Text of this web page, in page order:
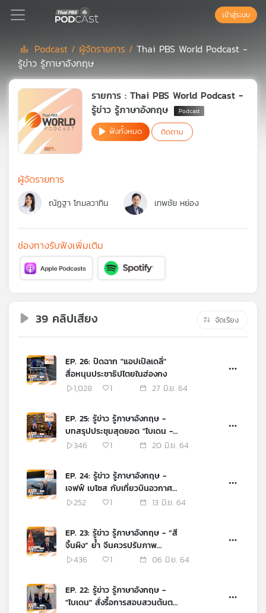
Podcast
สต์
เพล
สต์
คุณ
เพลง
บทความ
กิจกรรม
เกี่ยว
เครือ
เข้าสู่ระบบ
Podcast / ผู้จัดรายการ /Thai PBS World Podcast -
รู้ข่าว รู้ภาษาอังกฤษ
รายการ : Thai PBS World Podcast -
รู้ข่าว รู้ภาษาอังกฤษ
ฟังทั้งหมด ติดตาม
ผู้จัดรายการ
ณัฏฐา โกมลวาทิน เทพชัย หย่อง
ช่องทางรับฟังเพิ่มเติม
39 คลิปเสียง จัดเรียง
EP. 26: ปิดฉาก "แอปเปิลเดลี่"
สื่อหนุนประชาธิปไตยในฮ่องกง
1,028
1 27 มิ.ย. 64
EP. 25: รู้ข่าว รู้ภาษาอังกฤษ -
บทสรุปประชุมสุดยอด "ไบเดน -
ปูติน"
346 1 20 มิ.ย. 64
EP. 24: รู้ข่าว รู้ภาษาอังกฤษ -
เจฟฟ์ เบโซส กับเที่ยวบินอวกาศ
ครั้งประวัติศาสตร์
252 1 13 มิ.ย. 64
EP. 23: รู้ข่าว รู้ภาษาอังกฤษ - “สี
จิ้นผิง” ย้ำ จีนควรปรับภาพ
ลักษณ์ ให้ดูน่ารัก น่าเชื่อถือต่อ
436 1 06 มิ.ย. 64
EP. 22: รู้ข่าว รู้ภาษาอังกฤษ -
"ไบเดน" สั่งรื้อการสอบสวนต้นตอ